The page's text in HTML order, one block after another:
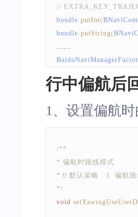
//
bundle putInt(
bundle putString(
行中偏航后
1、设置偏航
/**
* 偏航时路线模式
* 0 默认策略   1  偏航
*/
void